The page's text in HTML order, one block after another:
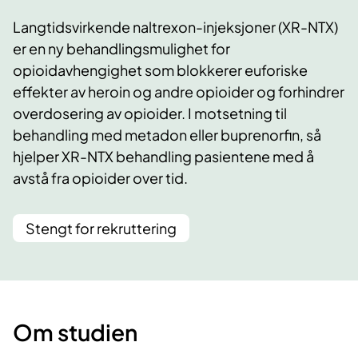
Langtidsvirkende naltrexon-injeksjoner (XR-NTX)
er en ny behandlingsmulighet for
opioidavhengighet som blokkerer euforiske
effekter av heroin og andre opioider og forhindrer
overdosering av opioider. I motsetning til
behandling med metadon eller buprenorfin, så
hjelper XR-NTX behandling pasientene med å
avstå fra opioider over tid.
Stengt for rekruttering
Om studien